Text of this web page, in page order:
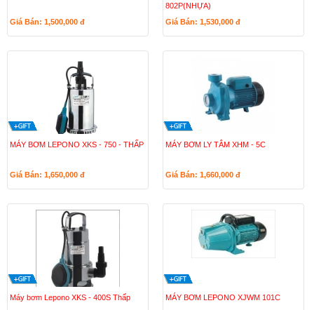
Giá Bán: 1,500,000 đ
802P(NHỰA)
Giá Bán: 1,530,000 đ
MÁY BƠM LEPONO XKS - 750 - THẤP
Giá Bán: 1,650,000 đ
MÁY BƠM LY TÂM XHM - 5C
Giá Bán: 1,660,000 đ
Máy bơm Lepono XKS - 400S Thấp MÁY BƠM LEPONO XJWM 101C